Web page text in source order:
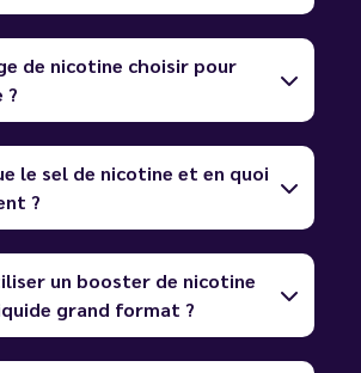
de nicotine choisir pour
?
le sel de nicotine et en quoi
?
un booster de nicotine
grand format ?